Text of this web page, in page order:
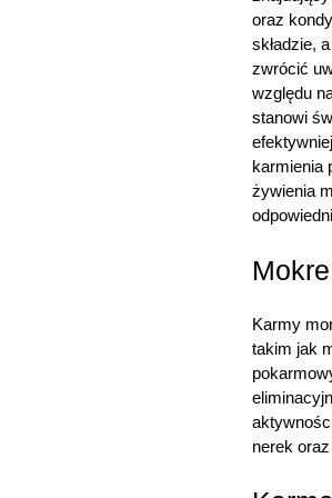
oraz
składzie,
zwrócić
względu
stanowi
karmienia
żywienia
Karmy
takim jak
nerek